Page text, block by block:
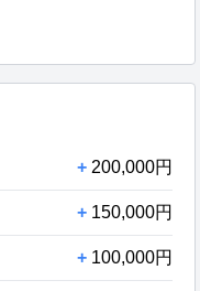
+ 200,000円
+ 150,000円
+ 100,000円